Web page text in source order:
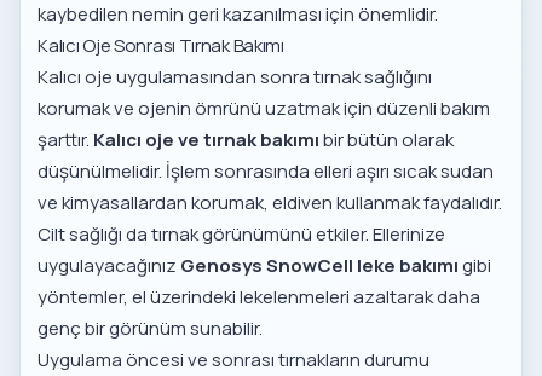
kaybedilen nemin geri kazanılması için önemlidir.
Kalıcı Oje Sonrası Tırnak Bakımı
Kalıcı oje uygulamasından sonra tırnak sağlığını
korumak ve ojenin ömrünü uzatmak için düzenli bakım
şarttır. Kalıcı oje ve tırnak bakımıbir bütün olarak
düşünülmelidir. İşlem sonrasında elleri aşırı sıcak sudan
ve kimyasallardan korumak, eldiven kullanmak faydalıdır.
Cilt sağlığı da tırnak görünümünü etkiler. Ellerinize
uygulayacağınız Genosys SnowCell leke bakımıgibi
yöntemler, el üzerindeki lekelenmeleri azaltarak daha
genç bir görünüm sunabilir.
Uygulama öncesi ve sonrası tırnakların durumu